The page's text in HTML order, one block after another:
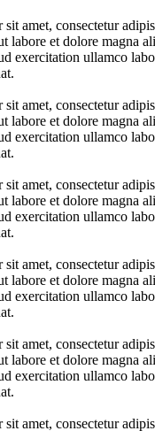
amet, consectetur
labore et dolore magna
exercitation ullamco
amet, consectetur
labore et dolore magna
exercitation ullamco
amet, consectetur
labore et dolore magna
exercitation ullamco
amet, consectetur
labore et dolore magna
exercitation ullamco
amet, consectetur
labore et dolore magna
exercitation ullamco
amet, consectetur